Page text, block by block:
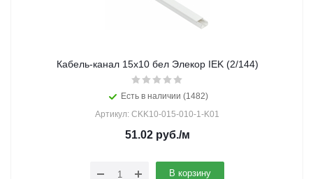
Кабель-канал 15х10 бел Элекор IEK (2/144)
Есть в наличии (1482)
Артикул: CKK10-015-010-1-K01
51.02руб./м
В корзину